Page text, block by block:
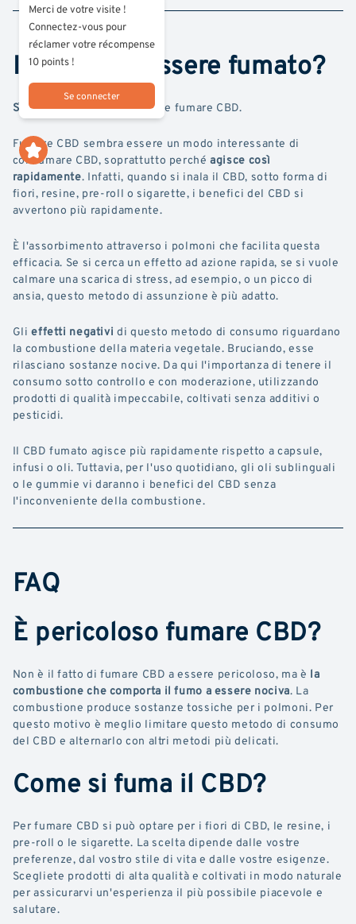
Il CBD può essere fumato?
Sì , è perfettamente possibile fumare CBD.
Fumare CBD sembra essere un modo interessante di
consumare CBD, soprattutto perchéagisce così
rapidamente. Infatti, quando si inala il CBD, sotto forma di
fiori, resine, pre-roll o sigarette, i benefici del CBD si
avvertono più rapidamente.
È l'assorbimento attraverso i polmoni che facilita questa
efficacia. Se si cerca un effetto ad azione rapida, se si vuole
calmare una scarica di stress, ad esempio, o un picco di
ansia, questo metodo di assunzione è più adatto.
Glieffetti negativi di questo metodo di consumo riguardano
la combustione della materia vegetale. Bruciando, esse
rilasciano sostanze nocive. Da qui l'importanza di tenere il
consumo sotto controllo e con moderazione, utilizzando
prodotti di qualità impeccabile, coltivati senza additivi o
pesticidi.
Il CBD fumato agisce più rapidamente rispetto a capsule,
infusi o oli. Tuttavia, per l'uso quotidiano, gli oli sublinguali
o le gummie vi daranno i benefici del CBD senza
l'inconveniente della combustione.
FAQ
È pericoloso fumare CBD?
Non è il fatto di fumare CBD a essere pericoloso, ma è la
combustione che comporta il fumo a essere nociva. La
combustione produce sostanze tossiche per i polmoni. Per
questo motivo è meglio limitare questo metodo di consumo
del CBD e alternarlo con altri metodi più delicati.
Come si fuma il CBD?
Per fumare CBD si può optare per i fiori di CBD, le resine, i
pre-roll o le sigarette. La scelta dipende dalle vostre
preferenze, dal vostro stile di vita e dalle vostre esigenze.
Scegliete prodotti di alta qualità e coltivati in modo naturale
per assicurarvi un'esperienza il più possibile piacevole e
salutare.
Merci de votre visite !
Connectez-vous pour
réclamer votre récompense
10 points !
Se connecter